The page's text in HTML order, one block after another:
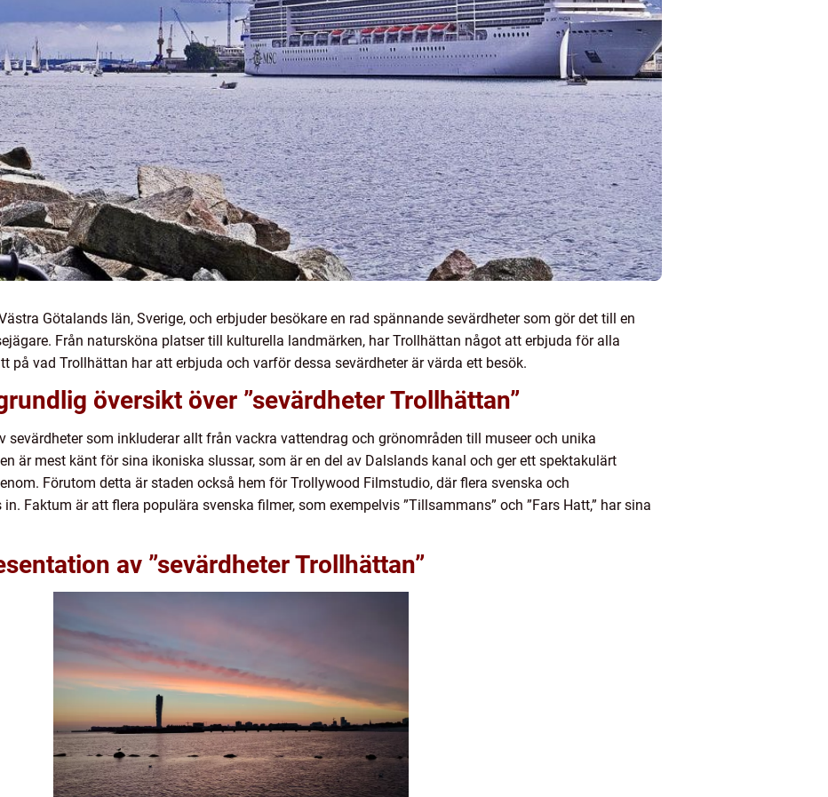
Götalands län, Sverige, och erbjuder besökare en rad spännande sevärdheter som gör det till en
Från natursköna platser till kulturella landmärken, har Trollhättan något att erbjuda för alla
på vad Trollhättan har att erbjuda och varför dessa sevärdheter är värda ett besök.
översikt över ”sevärdheter Trollhättan”
sevärdheter som inkluderar allt från vackra vattendrag och grönområden till museer och unika
är mest känt för sina ikoniska slussar, som är en del av Dalslands kanal och ger ett spektakulärt
Förutom detta är staden också hem för Trollywood Filmstudio, där flera svenska och
Faktum är att flera populära svenska filmer, som exempelvis ”Tillsammans” och ”Fars Hatt,” har sina
av ”sevärdheter Trollhättan”